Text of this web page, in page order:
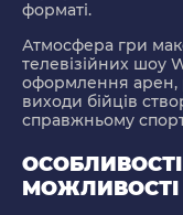
форматі.
Атмосфера гри
телевізійних шоу
оформлення арен,
виходи бійців
справжньому
МОЖЛИВОСТІ